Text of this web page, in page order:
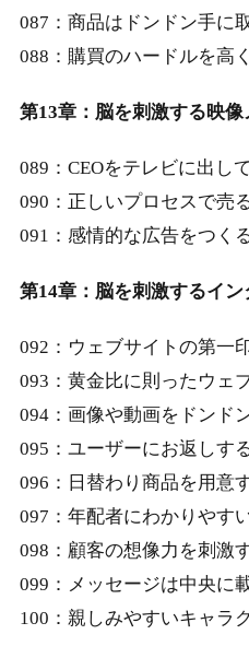
087：商品はドンドン手に
088：購買のハードルを高
第13章：脳を刺激する映
089：CEOをテレビに出し
090：正しいプロセスで売
091：感情的な広告をつく
第14章：脳を刺激するイ
092：ウェブサイトの第一
093：黄金比に則ったウェ
094：画像や動画をドンド
095：ユーザーにお返しす
096：日替わり商品を用意
097：年配者にわかりやす
098：顧客の想像力を刺激
099：メッセージは中央に
100：親しみやすいキャラ